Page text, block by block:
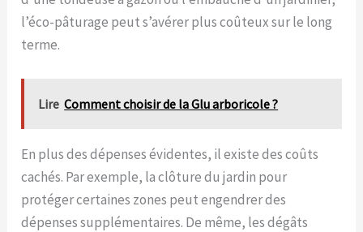
l’éco-pâturage peut s’avérer plus coûteux sur le long
terme.
Lire Comment choisir de la Glu arboricole ?
En plus des dépenses évidentes, il existe des coûts
cachés. Par exemple, la clôture du jardin pour
protéger certaines zones peut engendrer des
dépenses supplémentaires. De même, les dégâts